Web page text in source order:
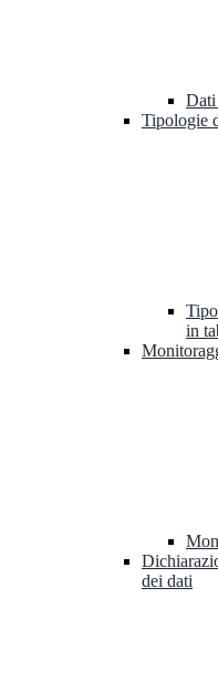
Dati
Tipologie
in
dei dati